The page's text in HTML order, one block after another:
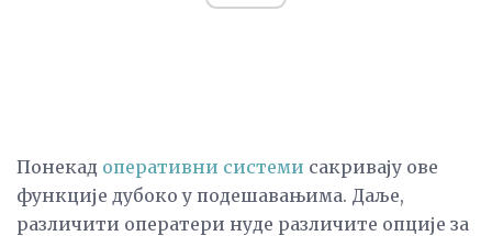
Понекад оперативни системи сакривају ове
функције дубоко у подешавањима. Даље,
различити оператери нуде различите опције за